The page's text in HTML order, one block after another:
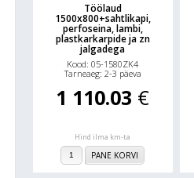
Töölaud
1500x800+sahtlikapi,
perfoseina, lambi,
plastkarkarpide ja zn
jalgadega
Kood: 05-1580ZK4
Tarneaeg: 2-3 päeva
1 110.03 €
Hind ilma km-ta
PANE KORVI